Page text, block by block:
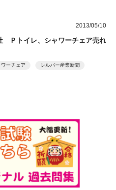
2013/05/10
Ｐトイレ、シャワーチェア売れ
ワーチェア シルバー産業新聞